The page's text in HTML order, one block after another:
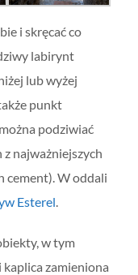
i skręcać co
labirynt
lub wyżej
punkt
podziwiać
z najważniejszych
cement). W oddali
Esterel.
w tym
zamieniona